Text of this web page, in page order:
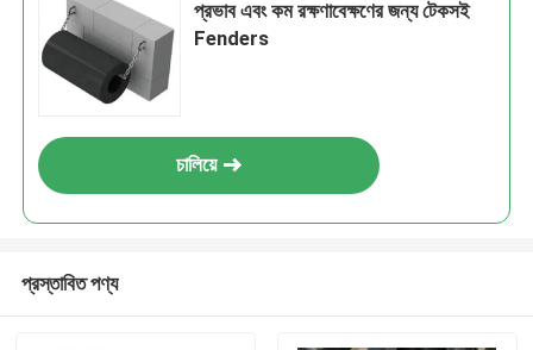
প্রভাব এবং কম রক্ষণাবেক্ষণের জন্য টেকসই
Fenders
চালিয়ে
প্রস্তাবিত পণ্য